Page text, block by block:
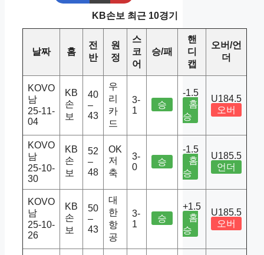
KB손보 최근 10경기
날짜 홈
전
반
원
정
스
코
어
승/패
핸
디
캡
오버/언
더
KOVO
남
25-11-
04
KB
손
보
40
–
43
우
리
카
드
3-
1
승
-1.5
홈
승
U184.5
오버
KOVO
남
25-10-
30
KB
손
보
52
–
48
OK
저
축
3-
0
승
-1.5
홈
승
U185.5
언더
KOVO
남
25-10-
26
KB
손
보
50
–
43
대
한
항
공
3-
1
승
+1.5
홈
승
U185.5
오버